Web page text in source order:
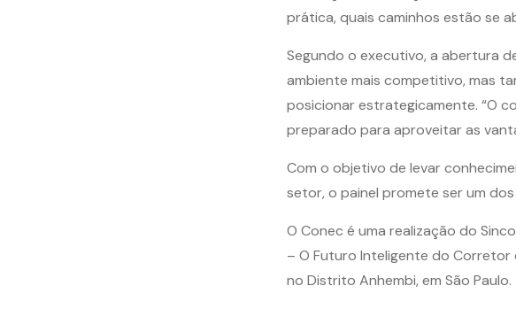
prática, quais caminhos estão se
Segundo o executivo, a abertura
ambiente mais competitivo, mas
posicionar estrategicamente. “O
preparado para aproveitar as
Com o objetivo de levar
setor, o painel promete ser um
O Conec é uma realização do
– O Futuro Inteligente do Corretor
no Distrito Anhembi, em São Paulo.